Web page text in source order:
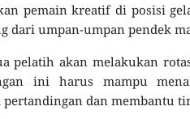
pemain kreatif di posisi
dari umpan-umpan pendek
pelatih akan melakukan
ini harus mampu
dan membantu